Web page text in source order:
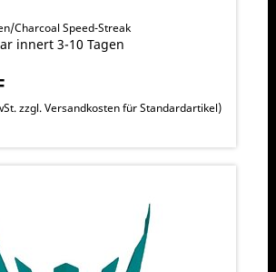
Charcoal Speed-Streak
innert 3-10 Tagen
zzgl.Versandkosten für Standardartikel)